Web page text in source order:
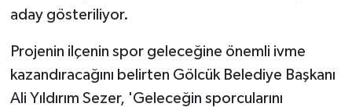
aday gösteriliyor.
Projenin ilçenin spor geleceğine önemli ivme
kazandıracağını belirten Gölcük Belediye Başkanı
Ali Yıldırım Sezer, 'Geleceğin sporcularını